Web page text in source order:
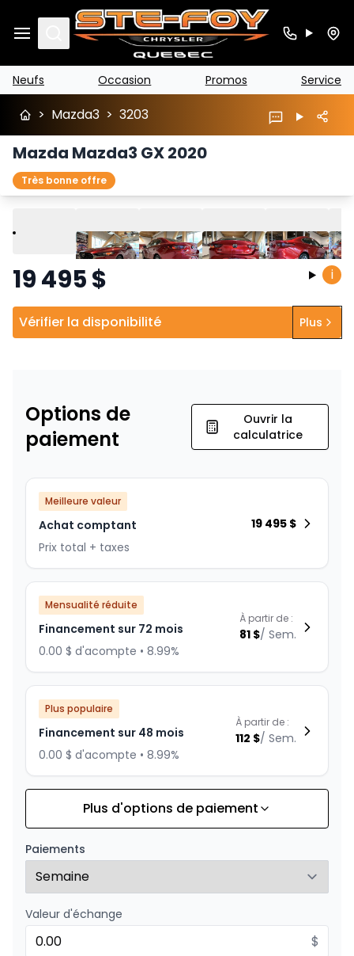
Search
Neufs Occasion Promos Service
> Mazda3 > 3203
Mazda Mazda3 GX 2020
Très bonne offre
Lire Précédent
Suivant
19 495$ i
Vérifier la disponibilité Plus
Options de
paiement
Ouvrir la
calculatrice
Meilleure valeur
Achat comptant
Prix total + taxes
19 495 $
Mensualité réduite
Financement sur 72 mois
0.00 $ d'acompte • 8.99%
À partir de :
81 $/ Sem.
Plus populaire
Financement sur 48 mois
0.00 $ d'acompte • 8.99%
À partir de :
112 $/ Sem.
Financement sur 60 mois
0.00 $ d'acompte • 8.99%
À partir de :
Financement sur 36 mois
Financement sur 36 mois
À partir de :
Plus d'options de paiement
Paiements
Valeur d'échange
$